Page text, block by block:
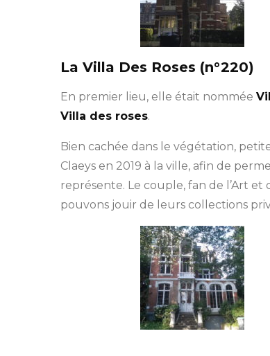
La Villa Des Roses (n°220)
En premier lieu, elle était nommée
Villa des roses.
Bien cachée dans le végétation,
Claeys en 2019 à la ville, afin de
représente. Le couple, fan de l’Art
pouvons jouir de leurs collections